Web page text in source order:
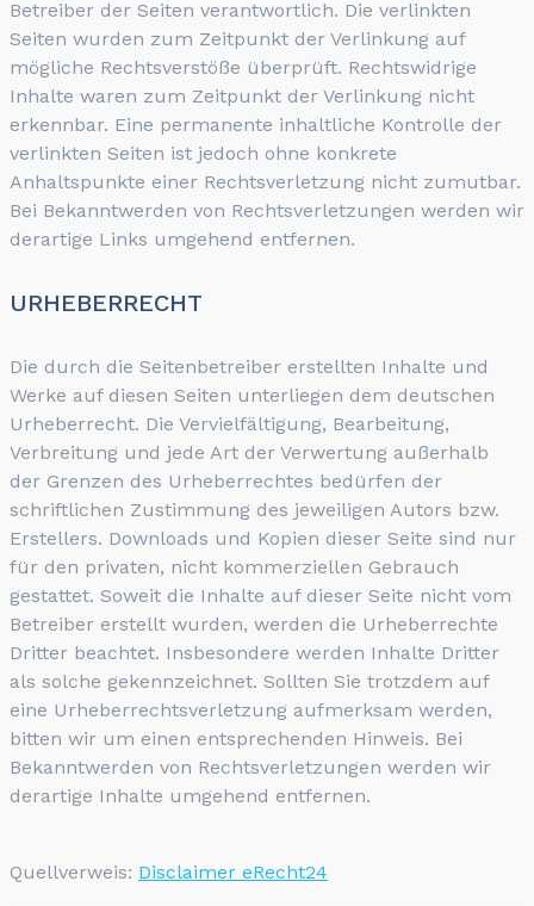
Betreiber der Seiten verantwortlich. Die verlinkten
Seiten wurden zum Zeitpunkt der Verlinkung auf
mögliche Rechtsverstöße überprüft. Rechtswidrige
Inhalte waren zum Zeitpunkt der Verlinkung nicht
erkennbar. Eine permanente inhaltliche Kontrolle der
verlinkten Seiten ist jedoch ohne konkrete
Anhaltspunkte einer Rechtsverletzung nicht zumutbar.
Bei Bekanntwerden von Rechtsverletzungen werden wir
derartige Links umgehend entfernen.
URHEBERRECHT
Die durch die Seitenbetreiber erstellten Inhalte und
Werke auf diesen Seiten unterliegen dem deutschen
Urheberrecht. Die Vervielfältigung, Bearbeitung,
Verbreitung und jede Art der Verwertung außerhalb
der Grenzen des Urheberrechtes bedürfen der
schriftlichen Zustimmung des jeweiligen Autors bzw.
Erstellers. Downloads und Kopien dieser Seite sind nur
für den privaten, nicht kommerziellen Gebrauch
gestattet. Soweit die Inhalte auf dieser Seite nicht vom
Betreiber erstellt wurden, werden die Urheberrechte
Dritter beachtet. Insbesondere werden Inhalte Dritter
als solche gekennzeichnet. Sollten Sie trotzdem auf
eine Urheberrechtsverletzung aufmerksam werden,
bitten wir um einen entsprechenden Hinweis. Bei
Bekanntwerden von Rechtsverletzungen werden wir
derartige Inhalte umgehend entfernen.
Quellverweis: Disclaimer eRecht24